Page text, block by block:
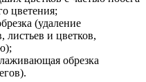
цветения;
(удаление
листьев и цветков,
обрезка